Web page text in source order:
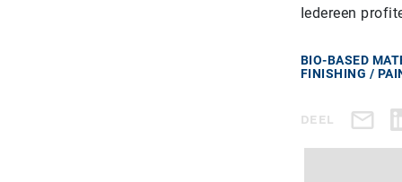
Iedereen
BIO-BASED
FINISHING /
DEEL